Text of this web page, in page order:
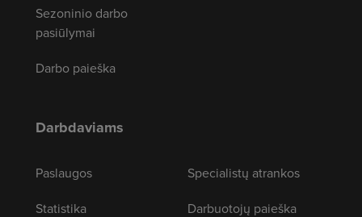
Sezoninio darbo
pasiūlymai
Darbo paieška
Darbdaviams
Paslaugos
Statistika
Specialistų atrankos
Darbuotojų paieška